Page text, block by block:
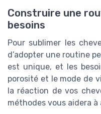
Construire une
besoins
Pour sublimer les
d’adopter une routine
est unique, et les
porosité et le mode de
la réaction de vos
méthodes vous aidera